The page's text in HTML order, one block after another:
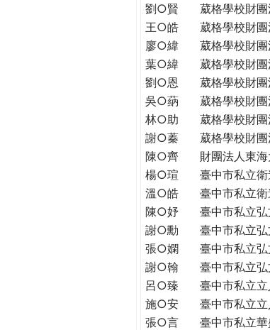
劉○賢
葳格學校財
王○皓
葳格學校財
廖○緯
葳格學校財
葉○緯
葳格學校財
劉○恩
葳格學校財
吳○蒳
葳格學校財
林○助
葳格學校財
謝○蓁
葳格學校財
陳○齊
財團法人東
楊○瑄
臺中市私立
溫○皓
臺中市私立
陳○妤
臺中市私立
謝○勳
臺中市私立
張○嫻
臺中市私立
謝○翰
臺中市私立
呂○臻
臺中市私立
施○安
臺中市私立
張○言
臺中市私立